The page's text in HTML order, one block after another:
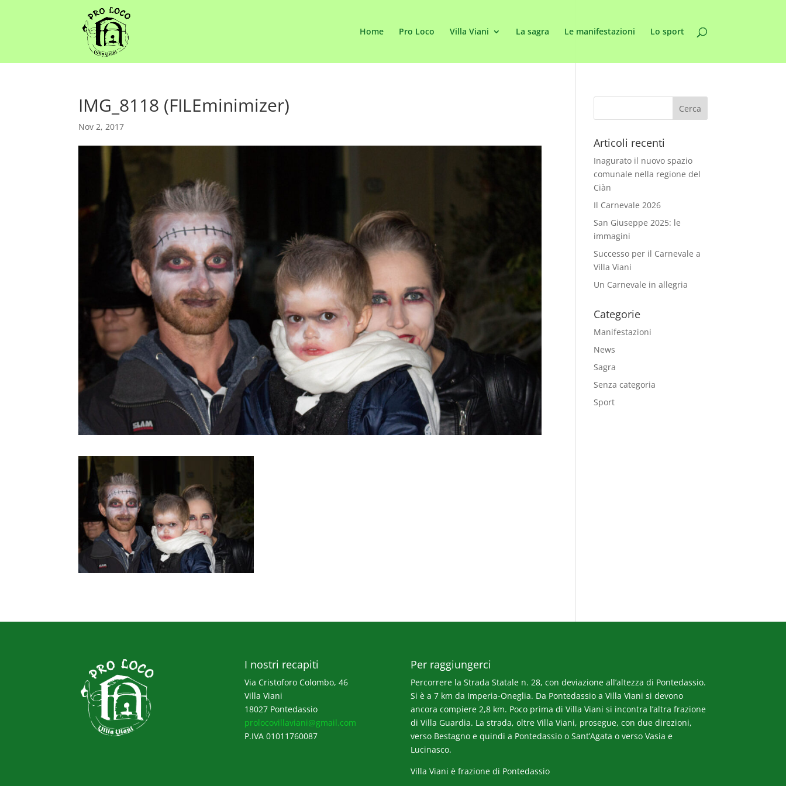
Home Pro Loco Villa Viani La sagra Le manifestazioni Lo sport
IMG_8118 (FILEminimizer)
Nov 2, 2017
Articoli recenti
Inagurato il nuovo spazio
comunale nella regione del
Ciàn
Il Carnevale 2026
San Giuseppe 2025: le
immagini
Successo per il Carnevale a
Villa Viani
Un Carnevale in allegria
Categorie
Manifestazioni
News
Sagra
Senza categoria
Sport
I nostri recapiti
Via Cristoforo Colombo, 46
Villa Viani
18027 Pontedassio
prolocovillaviani@gmail.com
P.IVA 01011760087
Per raggiungerci
Percorrere la Strada Statale n. 28, con deviazione all’altezza di Pontedassio.
Si è a 7 km da Imperia-Oneglia. Da Pontedassio a Villa Viani si devono
ancora compiere 2,8 km. Poco prima di Villa Viani si incontra l’altra frazione
di Villa Guardia. La strada, oltre Villa Viani, prosegue, con due direzioni,
verso Bestagno e quindi a Pontedassio o Sant’Agata o verso Vasia e
Lucinasco.
Villa Viani è frazione di Pontedassio